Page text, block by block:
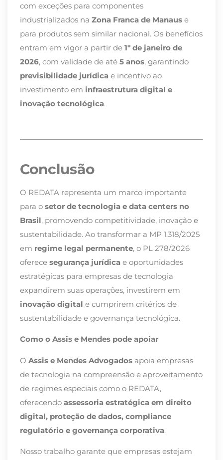
com exceções para componentes
industrializados na Zona Franca de Manaus e
para produtos sem similar nacional. Os benefícios
entram em vigor a partir de 1º de janeiro de
2026, com validade de até 5 anos, garantindo
previsibilidade jurídica e incentivo ao
investimento em infraestrutura digital e
inovação tecnológica.
Conclusão
O REDATA representa um marco importante
para o setor de tecnologia e data centers no
Brasil, promovendo competitividade, inovação e
sustentabilidade. Ao transformar a MP 1.318/2025
em regime legal permanente, o PL 278/2026
oferece segurança jurídica e oportunidades
estratégicas para empresas de tecnologia
expandirem suas operações, investirem em
inovação digital e cumprirem critérios de
sustentabilidade e governança tecnológica.
Como o Assis e Mendes pode apoiar
O Assis e Mendes Advogados apoia empresas
de tecnologia na compreensão e aproveitamento
de regimes especiais como o REDATA,
oferecendo assessoria estratégica em direito
digital, proteção de dados, compliance
regulatório e governança corporativa.
Nosso trabalho garante que empresas estejam